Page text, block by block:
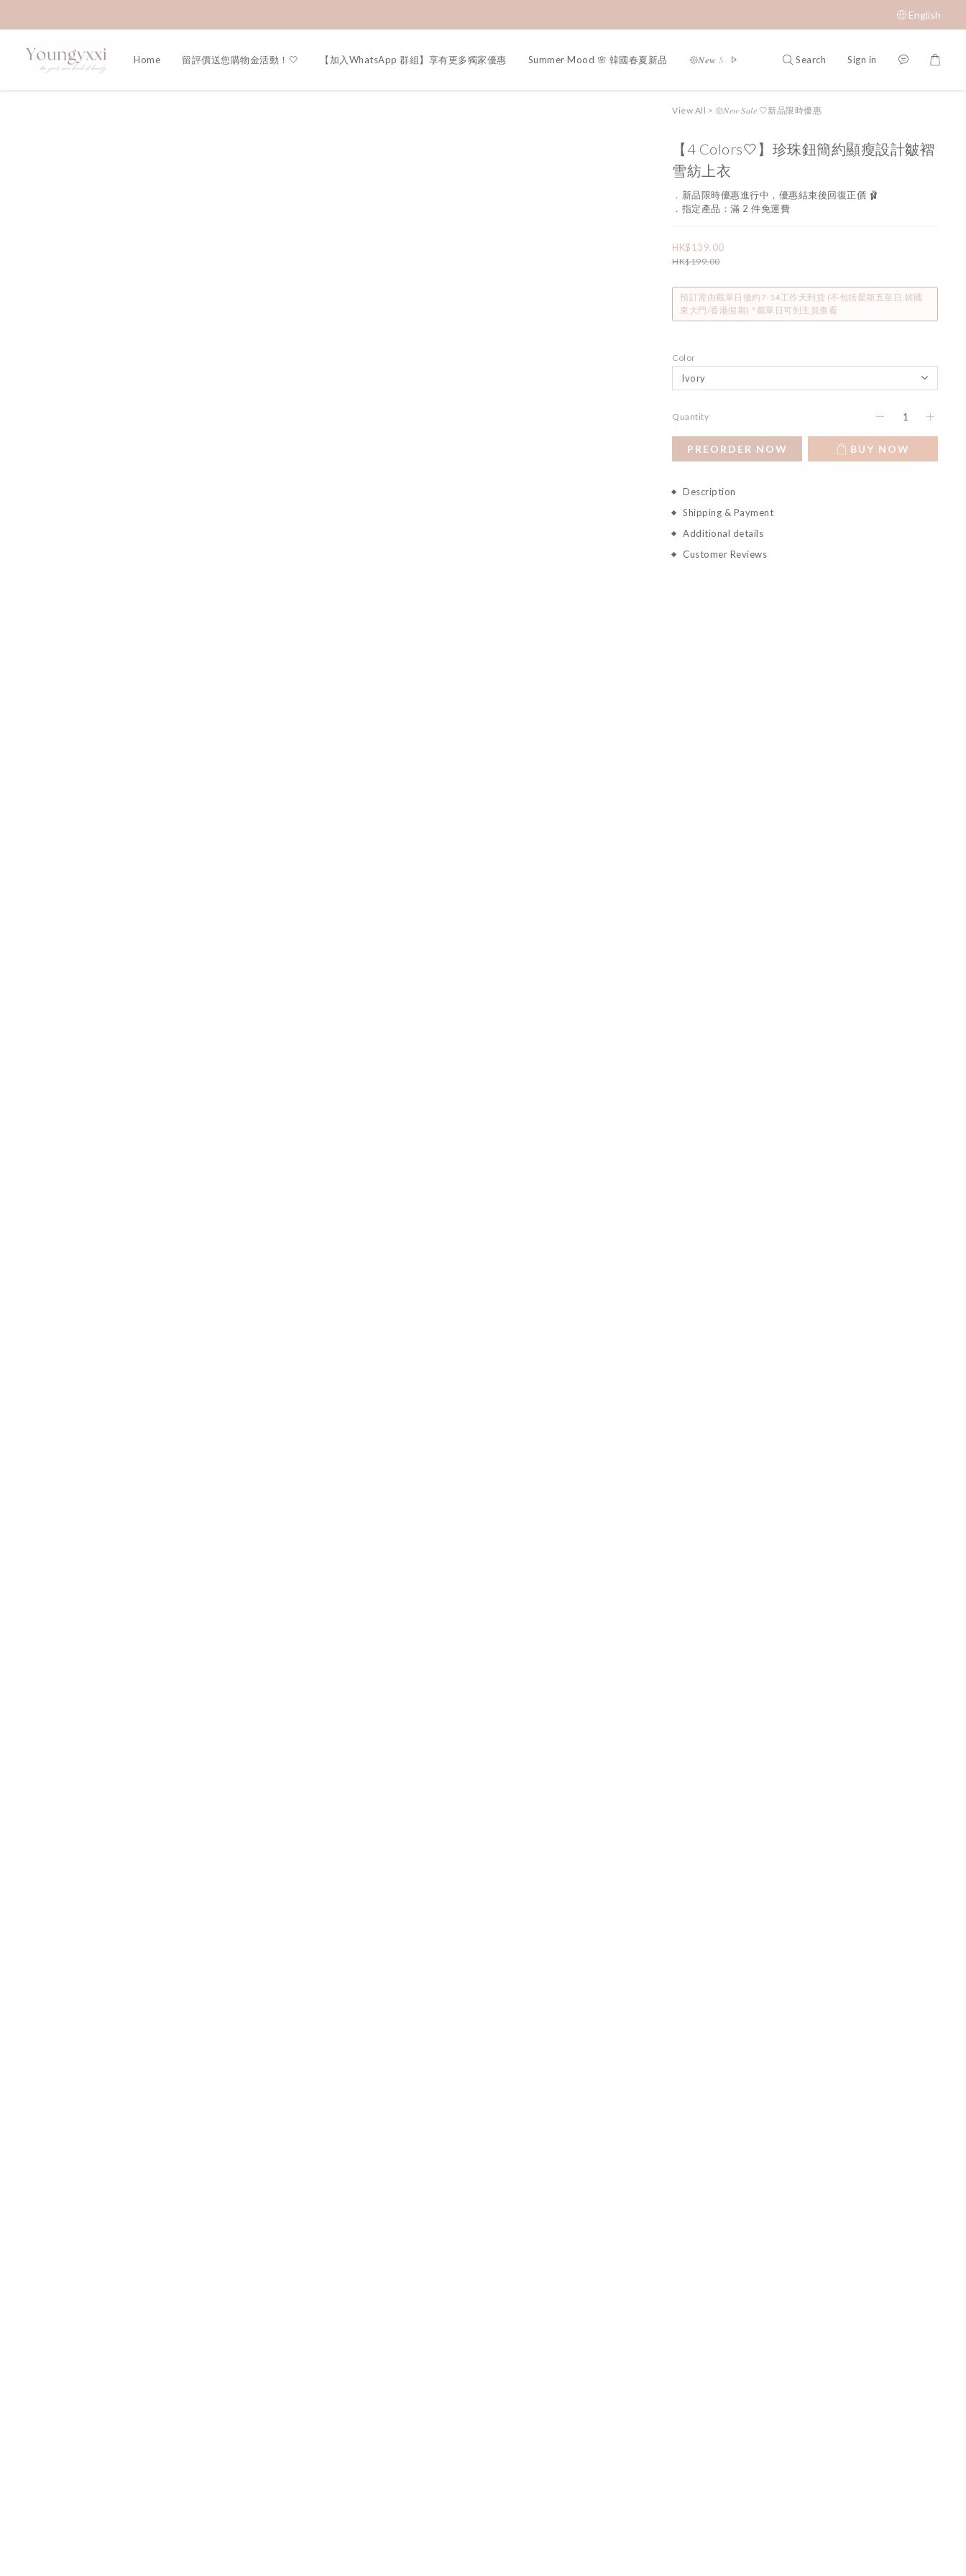
English
Home 留評價送您購物金活動！🤍 【加入WhatsApp 群組】享有更多獨家優惠 Summer Mood 🌸 韓國春夏新品 𑁍𝑁𝑒𝑤 𝑆𝑎𝑙𝑒 🤍新品限時優惠 限時成本價優惠 低至 $65
Search Sign in
View All > 𑁍𝑁𝑒𝑤 𝑆𝑎𝑙𝑒 🤍新品限時優惠
【4 Colors🤍】珍珠鈕簡約顯瘦設計皺褶
雪紡上衣
．新品限時優惠進行中，優惠結束後回復正價 🩰
．指定產品：滿 2 件免運費
HK$139.00
HK$199.00
預訂需由截單日後約7-14工作天到貨 (不包括星期五至日,韓國
東大門/香港假期) ^截單日可到主頁查看
Color
Quantity
PREORDER NOW BUY NOW
Description
Shipping & Payment
Additional details
Customer Reviews